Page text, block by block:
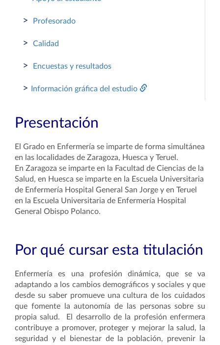
> Profesorado
> Calidad
> Encuestas y resultados
> Información gráfica del estudio
Presentación
El Grado en Enfermería se imparte de forma simultánea
en las localidades de Zaragoza, Huesca y Teruel.
En Zaragoza se imparte en la Facultad de Ciencias de la
Salud, en Huesca se imparte en la Escuela Universitaria
de Enfermería Hospital General San Jorge y en Teruel
en la Escuela Universitaria de Enfermería Hospital
General Obispo Polanco.
Por qué cursar esta titulación
Enfermería es una profesión dinámica, que se va
adaptando a los cambios demográficos y sociales y que
desde su saber promueve una cultura de los cuidados
que fomente la autonomía de las personas sobre su
propia salud. El desarrollo de la profesión enfermera
contribuye a promover, proteger y mejorar la salud, la
seguridad y el bienestar de la población, prevenir la